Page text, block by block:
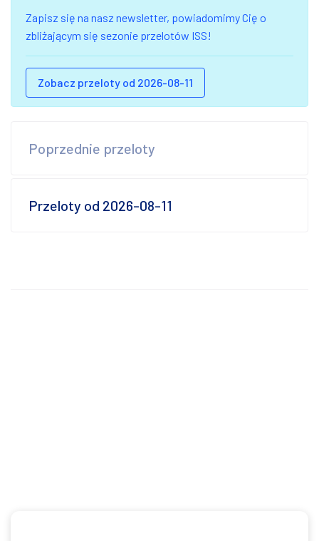
Zapisz się na nasz newsletter, powiadomimy Cię o
zbliżającym się sezonie przelotów ISS!
Zobacz przeloty od 2026-08-11
Poprzednie przeloty
Przeloty od 2026-08-11